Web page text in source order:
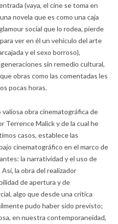
(vaya, el cine se toma en
novela que es como una caja
social que lo rodea, pierde
ver en él un vehículo del arte
y el sexo borroso),
sin remedio cultural,
obras como las comentadas les
pocas horas.
valiosa obra cinematográfica de
Terrence Malick y de la cual he
casos, establece las
cinematográfico en el marco de
la narratividad y el uso de
Así, la obra del realizador
de apertura y de
algo que desde una crítica
pudo haber sido previsto;
en nuestra contemporaneidad,